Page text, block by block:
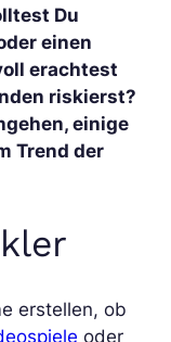
Du
einen
erachtest
riskierst?
einige
Trend der
erstellen, ob
oder